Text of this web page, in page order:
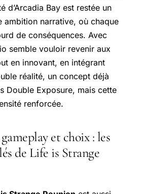
d’Arcadia Bay est restée un
ambition narrative, où chaque
de conséquences. Avec
semble vouloir revenir aux
en innovant, en intégrant
réalité, un concept déjà
Double Exposure, mais cette
renforcée.
et choix : les
de Life is Strange